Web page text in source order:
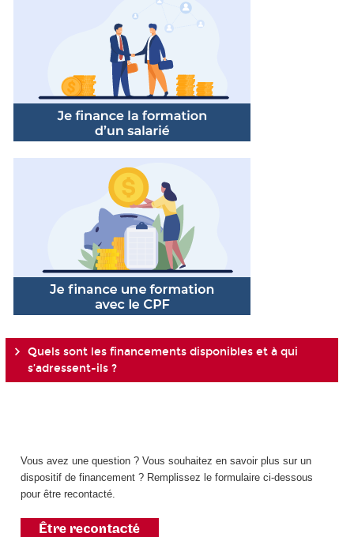
Quels sont les financements disponibles et à qui
s’adressent-ils ?
Vous avez une question ? Vous souhaitez en savoir plus sur un
dispositif de financement ? Remplissez le formulaire ci-dessous
pour être recontacté.